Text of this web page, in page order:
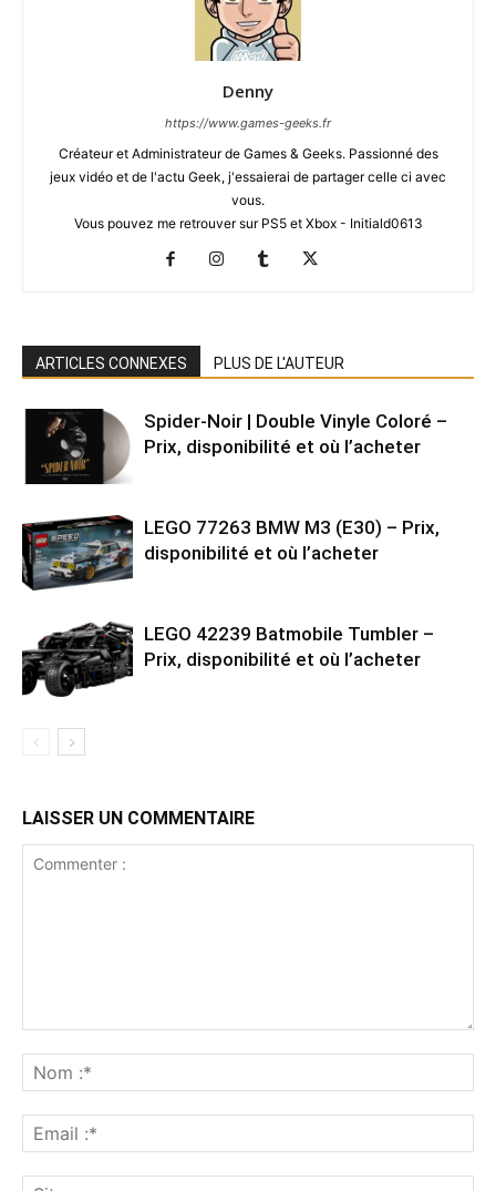
Denny
https://www.games-geeks.fr
Créateur et Administrateur de Games & Geeks. Passionné des
jeux vidéo et de l'actu Geek, j'essaierai de partager celle ci avec
vous.
Vous pouvez me retrouver sur PS5 et Xbox - Initiald0613
ARTICLES CONNEXES PLUS DE L'AUTEUR
Spider-Noir | Double Vinyle Coloré –
Prix, disponibilité et où l’acheter
LEGO 77263 BMW M3 (E30) – Prix,
disponibilité et où l’acheter
LEGO 42239 Batmobile Tumbler –
Prix, disponibilité et où l’acheter
LAISSER UN COMMENTAIRE